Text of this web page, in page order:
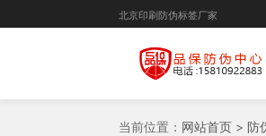
北京印刷防伪标签厂家
当前位置： 网站首页 > 防